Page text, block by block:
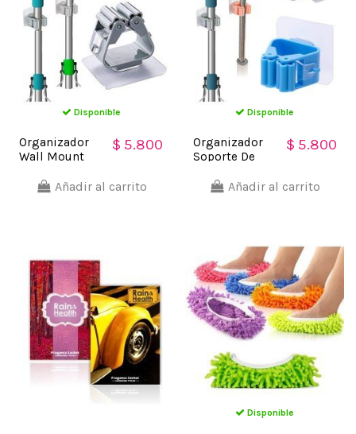
Disponible
Organizador
Wall Mount
colgador de
$ 5.800
Añadir al carrito
Disponible
Organizador
Soporte De
De Aseo Wall
$ 5.800
Añadir al carrito
Disponible